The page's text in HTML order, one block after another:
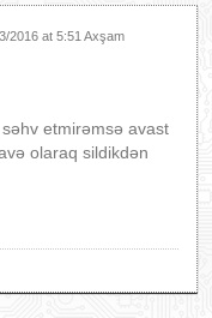
2016 at 5:51 Axşam
etmirəmsə avast
olaraq sildikdən